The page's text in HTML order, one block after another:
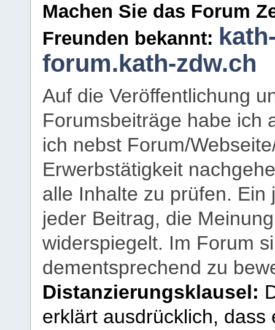
Machen Sie das Forum
Freunden bekannt:
forum.kath-zdw.ch
Auf die Veröffentlichung
Forumsbeiträge habe ich
ich nebst Forum/
Erwerbstätigkeit
alle Inhalte zu prüfen.
jeder Beitrag, die
widerspiegelt. Im Forum
dementsprechend zu
Distanzierungsklausel:
erklärt ausdrücklich,